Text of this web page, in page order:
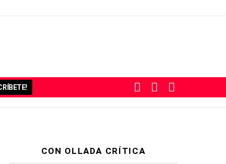
SWITCH
SKIN
BUSCAR
CON OLLADA CRÍTICA